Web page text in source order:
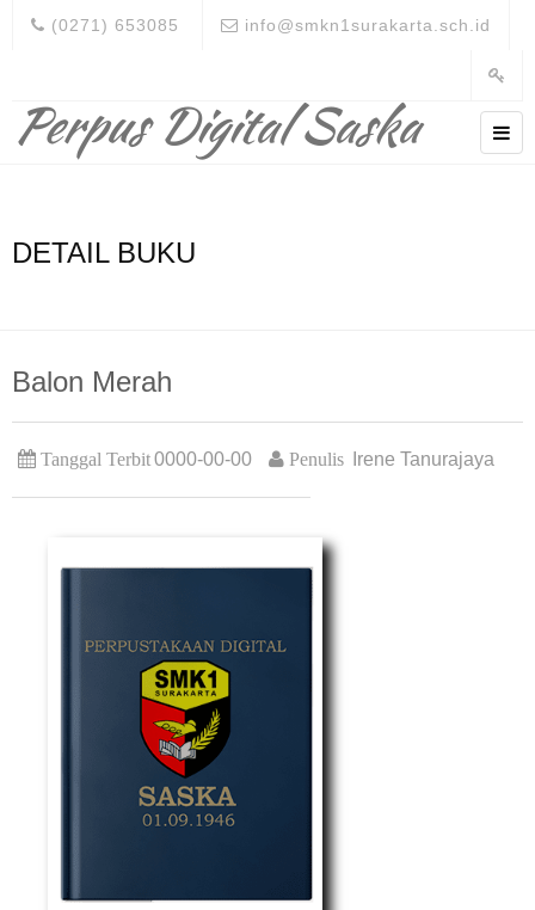
(0271) 653085 info@smkn1surakarta.sch.id
Perpus Digital Saska
DETAIL BUKU
Balon Merah
Tanggal Terbit0000-00-00 Penulis Irene Tanurajaya